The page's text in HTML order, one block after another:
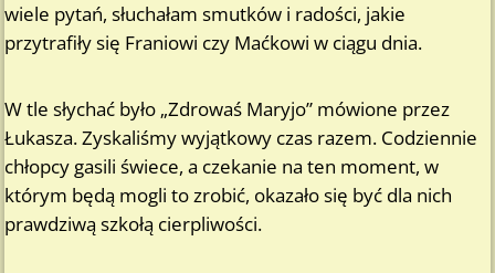
wiele pytań, słuchałam smutków i radości, jakie
przytrafiły się Franiowi czy Maćkowi w ciągu dnia.
W tle słychać było „Zdrowaś Maryjo” mówione przez
Łukasza. Zyskaliśmy wyjątkowy czas razem. Codziennie
chłopcy gasili świece, a czekanie na ten moment, w
którym będą mogli to zrobić, okazało się być dla nich
prawdziwą szkołą cierpliwości.